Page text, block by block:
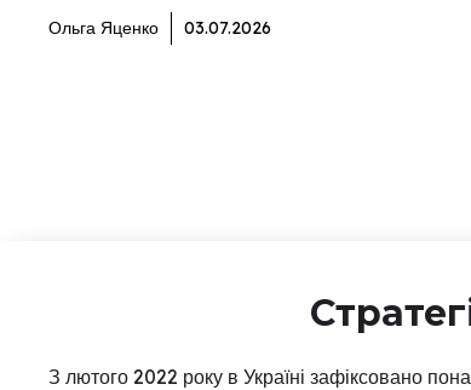
Ольга Яценко 03.07.2026
З лютого 2022 року в Україні зафіксовано